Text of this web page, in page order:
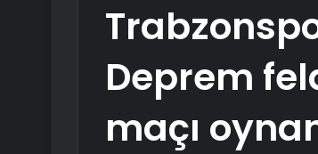
Deprem
maçı